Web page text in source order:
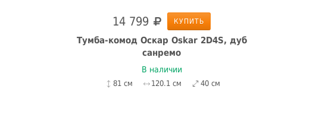
14 799 КУПИТЬ
Тумба-комод Оскар Oskar 2D4S, дуб
санремо
В наличии
81 см 120.1 см 40 см